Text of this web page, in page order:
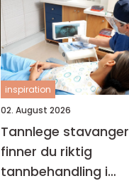
inspiration
02. August 2026
Tannlege stavanger slik
finner du riktig
tannbehandling i